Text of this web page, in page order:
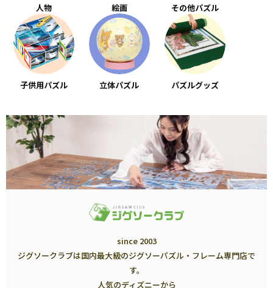
人物 絵画 その他パズル
子供用パズル 立体パズル パズルグッズ
since 2003
ジグソークラブは国内最大級のジグソーパズル・フレーム専門店で
す。
人気のディズニーから